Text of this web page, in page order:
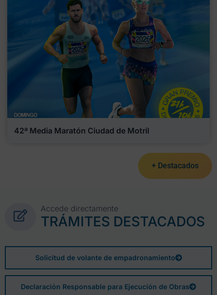
42ª Media Maratón Ciudad de Motril
+ Destacados
Accede directamente
TRÁMITES DESTACADOS
Solicitud de volante de empadronamiento
Declaración Responsable para Ejecución de Obras